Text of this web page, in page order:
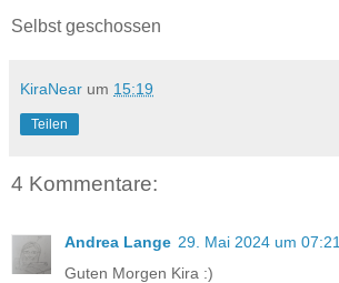
Selbst geschossen
KiraNear um 15:19
Teilen
4 Kommentare:
Andrea Lange 29. Mai 2024 um 07:21
Guten Morgen Kira :)